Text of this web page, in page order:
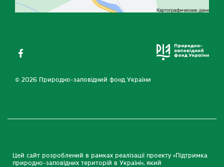
© 2026 Природно-заповідний фонд України
Цей сайт розроблений в рамках реалізації проекту «Підтримка
природно-заповідних територій в Україні», який